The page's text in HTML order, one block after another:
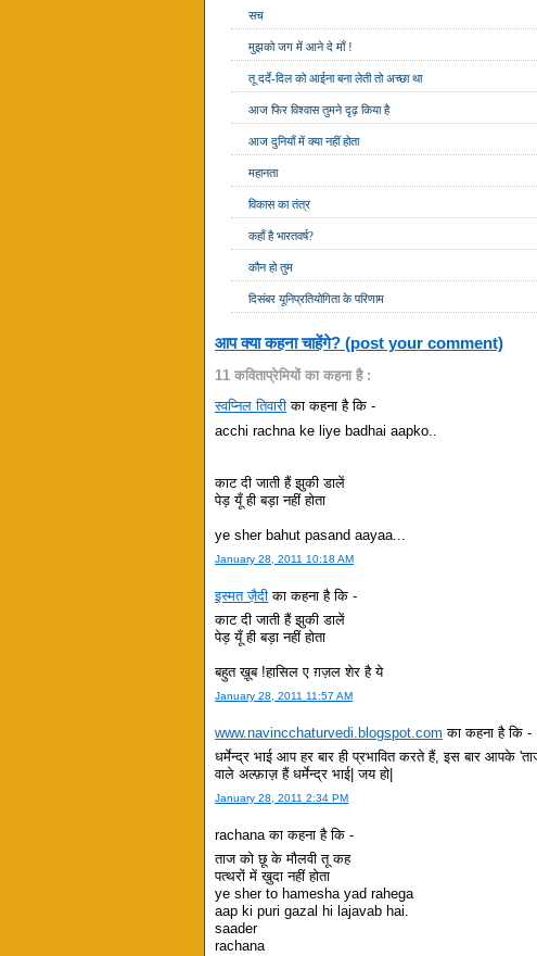
सच
मुझको जग में आने दे माँ !
तू दर्दे-दिल को आईना बना लेती तो अच्छा था
आज फिर विश्वास तुमने दृढ़ किया है
आज दुनियाँ में क्या नहीं होता
महानता
विकास का तंत्र
कहाँ है भारतवर्ष?
कौन हो तुम
दिसंबर यूनिप्रतियोगिता के परिणाम
आप क्या कहना चाहेंगे? (post your comment)
11 कविताप्रेमियों का कहना है :
स्वप्निल तिवारी का कहना है कि -
acchi rachna ke liye badhai aapko..
काट दी जाती हैं झुकी डालें
पेड़ यूँ ही बड़ा नहीं होता
ye sher bahut pasand aayaa...
January 28, 2011 10:18 AM
इस्मत ज़ैदी का कहना है कि -
काट दी जाती हैं झुकी डालें
पेड़ यूँ ही बड़ा नहीं होता
बहुत ख़ूब !हासिल ए ग़ज़ल शेर है ये
January 28, 2011 11:57 AM
www.navincchaturvedi.blogspot.com का कहना है कि -
धर्मेन्द्र भाई आप हर बार ही प्रभावित करते हैं, इस बार आपके
वाले अल्फ़ाज़ हैं धर्मेन्द्र भाई| जय हो|
January 28, 2011 2:34 PM
rachana का कहना है कि -
ताज को छू के मौलवी तू कह
पत्थरों में ख़ुदा नहीं होता
ye sher to hamesha yad rahega
aap ki puri gazal hi lajavab hai.
saader
rachana